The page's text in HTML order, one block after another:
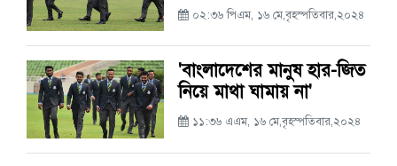
০২:৩৬ পিএম, ১৬ মে,বৃহস্পতিবার,২০২৪
'বাংলাদেশের মানুষ হার-জিত
নিয়ে মাথা ঘামায় না'
১১:৩৬ এএম, ১৬ মে,বৃহস্পতিবার,২০২৪